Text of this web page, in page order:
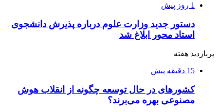
1 روز پیش
دستور جدید وزارت علوم درباره پذیرش دانشجوی
استاد محور ابلاغ شد
پربازدید هفته
15 دقیقه پیش
کشورهای در حال توسعه چگونه از انقلاب هوش
مصنوعی بهره می‌برند؟